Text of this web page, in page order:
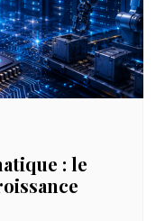
: le